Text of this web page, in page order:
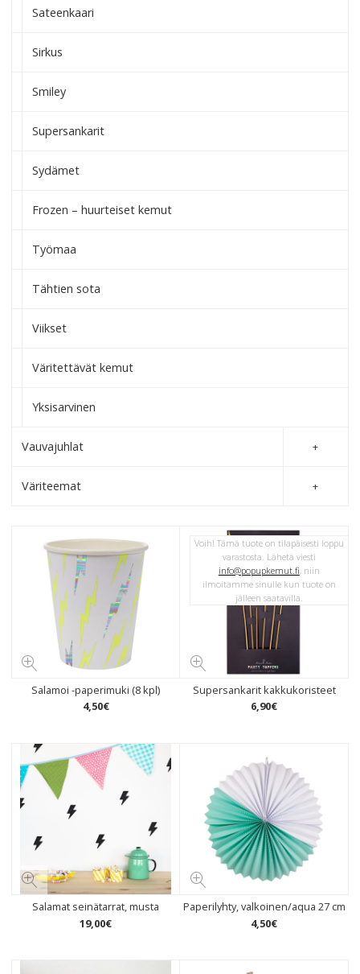
Sateenkaari
Sirkus
Smiley
Supersankarit
Sydämet
Frozen – huurteiset kemut
Työmaa
Tähtien sota
Viikset
Väritettävät kemut
Yksisarvinen
Vauvajuhlat
Väriteemat
Salamoi -paperimuki (8 kpl)
4,50€
Supersankarit kakkukoristeet
6,90€
Voih! Tämä tuote on tilapäisesti loppu
varastosta. Lähetä viesti
info@popupkemut.fi, niin
ilmoitamme sinulle kun tuote on
jälleen saatavilla.
Salamat seinätarrat, musta
19,00€
Paperilyhty, valkoinen/aqua 27 cm
4,50€